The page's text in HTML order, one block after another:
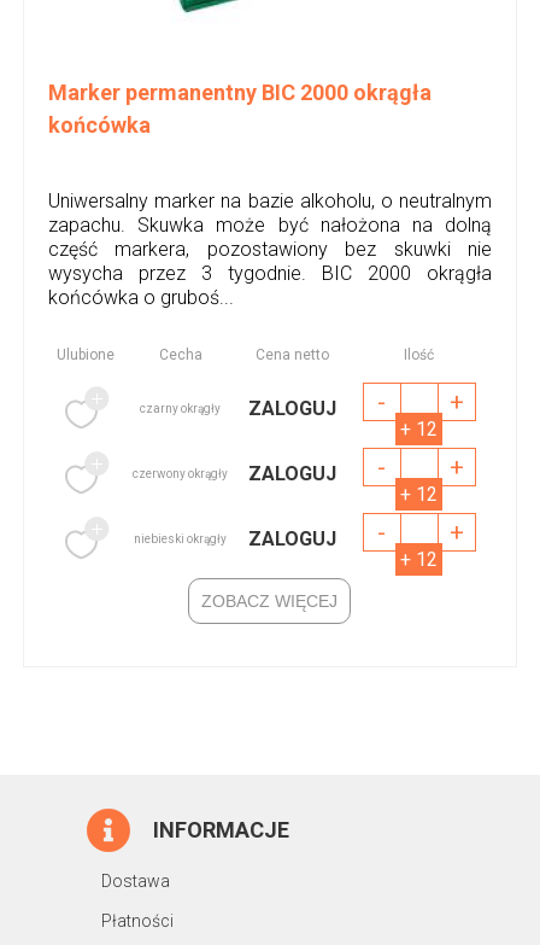
Marker permanentny BIC 2000 okrągła
końcówka
Uniwersalny marker na bazie alkoholu, o neutralnym
zapachu. Skuwka może być nałożona na dolną
część markera, pozostawiony bez skuwki nie
wysycha przez 3 tygodnie. BIC 2000 okrągła
końcówka o gruboś...
Ulubione Cecha Cena netto Ilość
czarny okrągły ZALOGUJ - +
+ 12
czerwony okrągły ZALOGUJ - +
+ 12
niebieski okrągły ZALOGUJ - +
+ 12
ZOBACZ WIĘCEJ
INFORMACJE
Dostawa
Płatności